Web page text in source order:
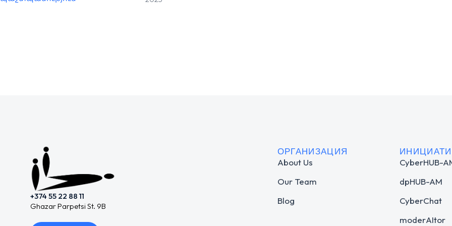
+374 55 22 88 11
Ghazar Parpetsi St. 9B
ОРГАНИЗАЦИЯ
About Us
Our Team
Blog
CyberHUB-
dpHUB-AM
CyberChat
moderAItor